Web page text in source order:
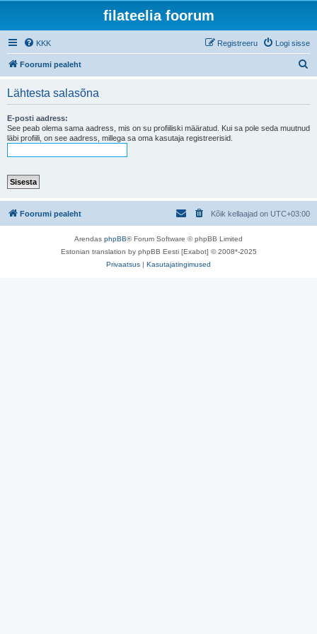
filateelia foorum
KKK Logi sisse
Registreeru
Foorumi pealeht
Lähtesta salasõna
E-posti aadress:
See peab olema sama aadress, mis on su profiiliski määratud. Kui sa pole seda muutnud
läbi profiili, on see aadress, millega sa oma kasutaja registreerisid.
Foorumi pealeht Kõik kellaajad on UTC+03:00
Arendas phpBB® Forum Software © phpBB Limited
Estonian translation by phpBB Eesti [Exabot] © 2008*-2025
Privaatsus | Kasutajatingimused